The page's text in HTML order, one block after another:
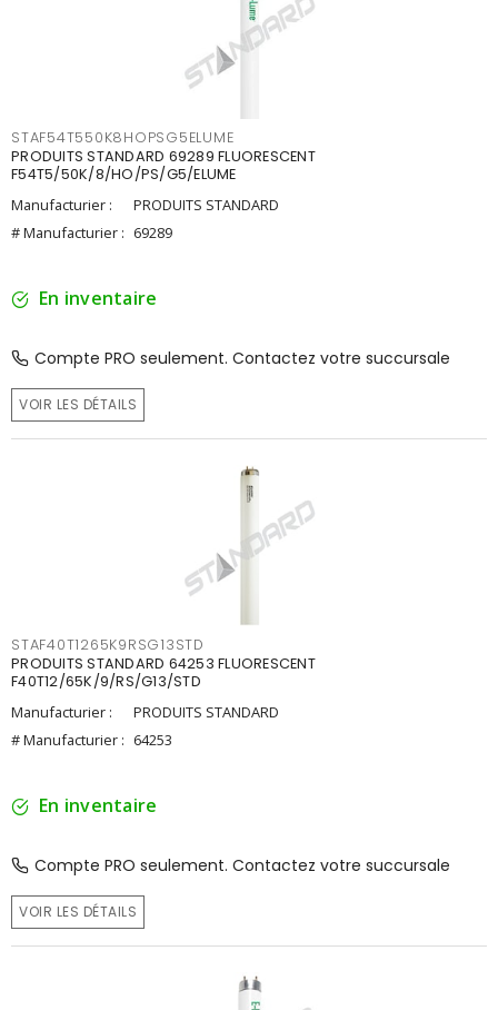
STAF54T550K8HOPSG5ELUME
PRODUITS STANDARD 69289 FLUORESCENT
F54T5/50K/8/HO/PS/G5/ELUME
Manufacturier :
PRODUITS STANDARD
# Manufacturier : 69289
En inventaire
Compte PRO seulement. Contactez votre succursale
VOIR LES DÉTAILS
STAF40T1265K9RSG13STD
PRODUITS STANDARD 64253 FLUORESCENT
F40T12/65K/9/RS/G13/STD
Manufacturier :
PRODUITS STANDARD
# Manufacturier : 64253
En inventaire
Compte PRO seulement. Contactez votre succursale
VOIR LES DÉTAILS